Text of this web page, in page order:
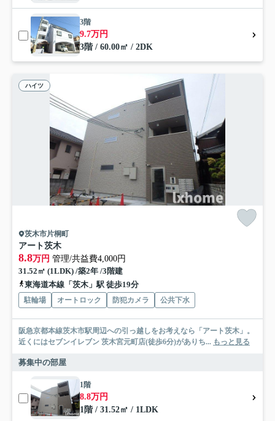
3階
9.7万円
3階 / 60.00㎡ / 2DK
ハイツ
茨木市片桐町
アート茨木
8.8万円 管理/共益費4,000円
31.52㎡ (1LDK) /築2年 /3階建
東海道本線「茨木」駅 徒歩19分
駐輪場 オートロック 防犯カメラ 公共下水
阪急京都本線茨木市駅周辺への引っ越しをお考えなら「アート茨木」。
近くにはセブンイレブン 茨木宮元町店(徒歩6分)がありち... もっと見る
募集中の部屋
1階
8.8万円
1階 / 31.52㎡ / 1LDK